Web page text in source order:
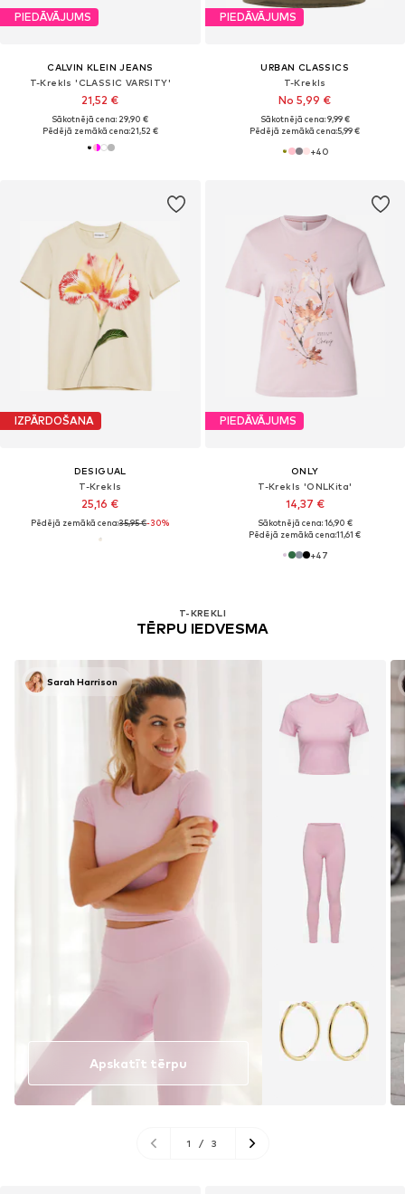
PIEDĀVĀJUMS
CALVIN KLEIN JEANS
T-Krekls 'CLASSIC VARSITY'
21,52 €
Sākotnējā cena: 29,90 €
Pēdējā zemākā cena:21,52 €
PIEDĀVĀJUMS
URBAN CLASSICS
T-Krekls
No 5,99 €
Sākotnējā cena: 9,99 €
Pēdējā zemākā cena:5,99 €
+40
IZPĀRDOŠANA
DESIGUAL
T-Krekls
25,16 €
Pēdējā zemākā cena:35,95 €-30%
T-KREKLI
TĒRPU IEDVESMA
Sarah Harrison
Apskatīt tērpu
1 / 3
PIEDĀVĀJUMS
ONLY
T-Krekls 'ONLKita'
14,37 €
Sākotnējā cena: 16,90 €
Pēdējā zemākā cena:11,61 €
+47